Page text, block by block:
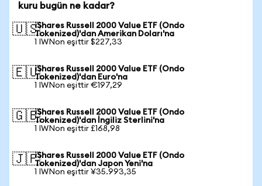
kuru bugün ne kadar?
🇺🇸iShares Russell 2000 Value ETF (Ondo
Tokenized)'dan Amerikan Doları'na
1 IWNon eşittir $227,33
🇪🇺iShares Russell 2000 Value ETF (Ondo
Tokenized)'dan Euro'na
1 IWNon eşittir €197,29
🇬🇧iShares Russell 2000 Value ETF (Ondo
Tokenized)'dan İngiliz Sterlini'na
1 IWNon eşittir £168,98
🇯🇵iShares Russell 2000 Value ETF (Ondo
Tokenized)'dan Japon Yeni'na
1 IWNon eşittir ¥35.993,35